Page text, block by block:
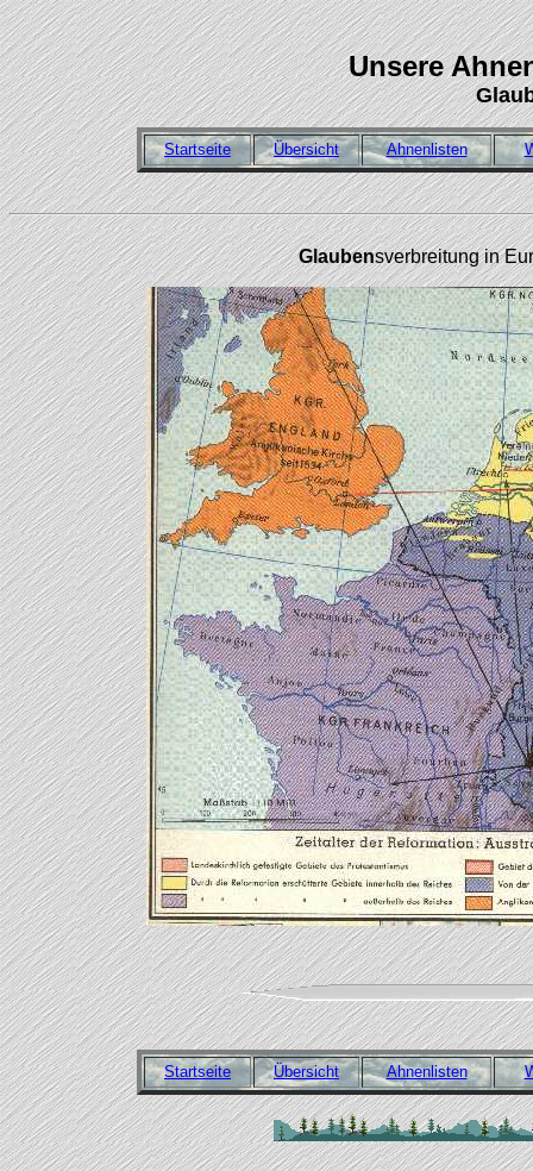
Unsere
Startseite Übersicht Ahnenlisten
Glaubensverbreitung in
Startseite Übersicht Ahnenlisten